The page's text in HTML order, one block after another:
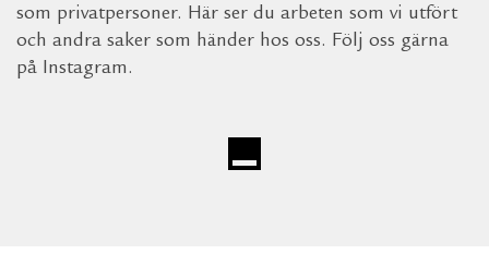
som privatpersoner. Här ser du arbeten som vi utfört
och andra saker som händer hos oss. Följ oss gärna
på Instagram.